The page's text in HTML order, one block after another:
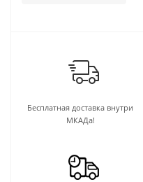
Бесплатная доставка внутри
МКАДа!